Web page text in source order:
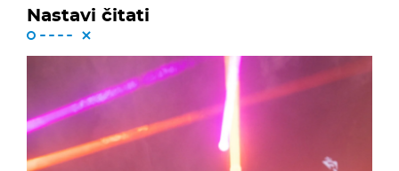
Nastavi čitati